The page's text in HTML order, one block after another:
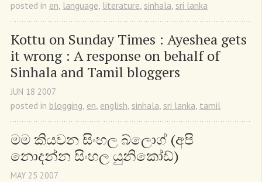
posted in en language literature sinhala sri lanka
Kottu on Sunday Times : Ayeshea gets
it wrong : A response on behalf of
Sinhala and Tamil bloggers
JUN 18 2007
posted in blogging, en, english, sinhala, sri lanka, tamil
මම කියවන සිංහල බ්ලොග් (අපි
නොදන්න සිංහල යුනිකෝඩ්)
MAY 25 2007